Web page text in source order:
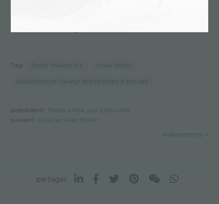
Tag: foster milano inc nous foster
utilisations en faveur des familles d'accueil
précédent : foster arrive aux états unis
suivant :
cuisiner avec foster
evénements
partager